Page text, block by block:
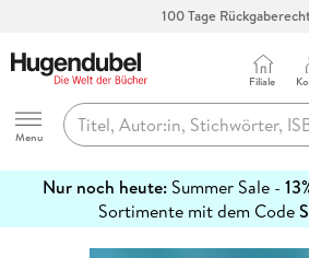
Abholung in über 100
Hugendubel
Menu
Filiale
Nur noch heute: Summer Sale -
Sortimente mit dem Code
erfahren